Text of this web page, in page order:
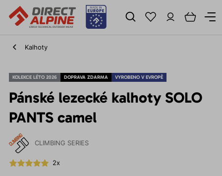
Kalhoty
KOLEKCE LÉTO 2026 DOPRAVA ZDARMA VYROBENO V EVROPĚ
Pánské lezecké kalhoty SOLO
PANTS camel
CLIMBING SERIES
2x